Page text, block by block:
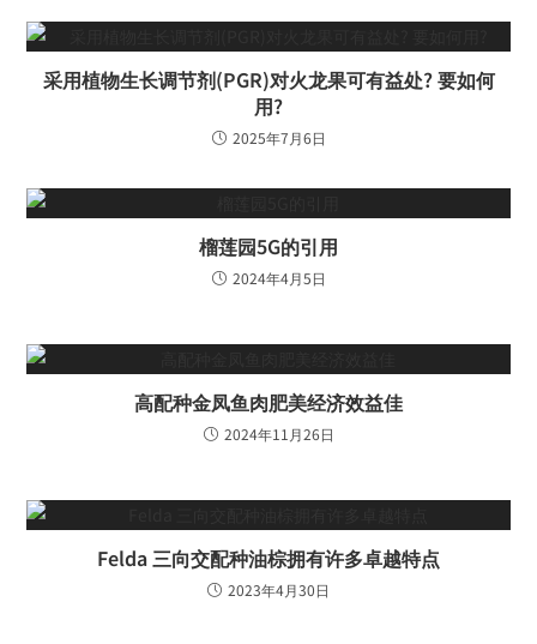
采用植物生长调节剂(PGR)对火龙果可有益处? 要如何
用?
2025年7月6日
榴莲园5G的引用
2024年4月5日
高配种金凤鱼肉肥美经济效益佳
2024年11月26日
Felda 三向交配种油棕拥有许多卓越特点
2023年4月30日